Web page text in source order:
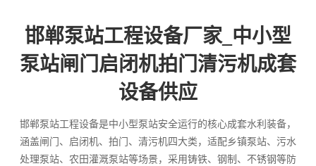
邯郸泵站工程设备厂家_中小型
泵站闸门启闭机拍门清污机成套
设备供应
邯郸泵站工程设备是中小型泵站安全运行的核心成套水利装备，
涵盖闸门、启闭机、拍门、清污机四大类，适配乡镇泵站、污水
处理泵站、农田灌溉泵站等场景，采用铸铁、钢制、不锈钢等防